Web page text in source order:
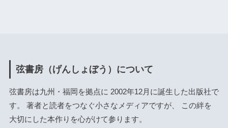
弦書房（げんしょぼう）について
弦書房は九州・福岡を拠点に 2002年12月に誕生した出版社で
す。 著者と読者をつなぐ小さなメディアですが、 この絆を
大切にした本作りを心がけて参ります。